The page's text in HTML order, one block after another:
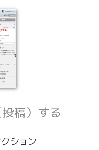
稿）する
ション